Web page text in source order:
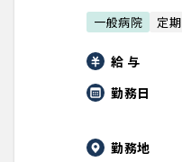
一般病院 定期
給 与
勤務日
勤務地